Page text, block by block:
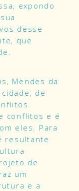
expondo
desse
que
Mendes da
de
conflitos e é
eles. Para
resultante
de
um
e a